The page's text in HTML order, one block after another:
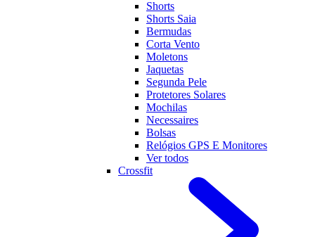
Shorts
Shorts Saia
Bermudas
Corta Vento
Moletons
Jaquetas
Segunda Pele
Protetores Solares
Mochilas
Necessaires
Bolsas
Relógios GPS E Monitores
Ver todos
Crossfit